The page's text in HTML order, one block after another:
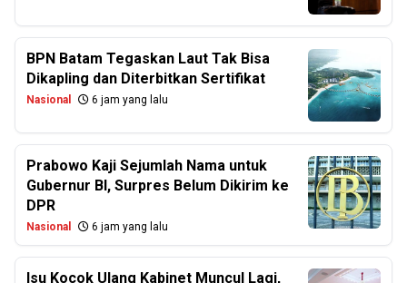
BPN Batam Tegaskan Laut Tak Bisa
Dikapling dan Diterbitkan Sertifikat
Nasional 6 jam yang lalu
Prabowo Kaji Sejumlah Nama untuk
Gubernur BI, Surpres Belum Dikirim ke
DPR
Nasional 6 jam yang lalu
Isu Kocok Ulang Kabinet Muncul Lagi,